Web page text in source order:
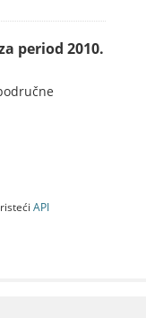
period 2010.
API